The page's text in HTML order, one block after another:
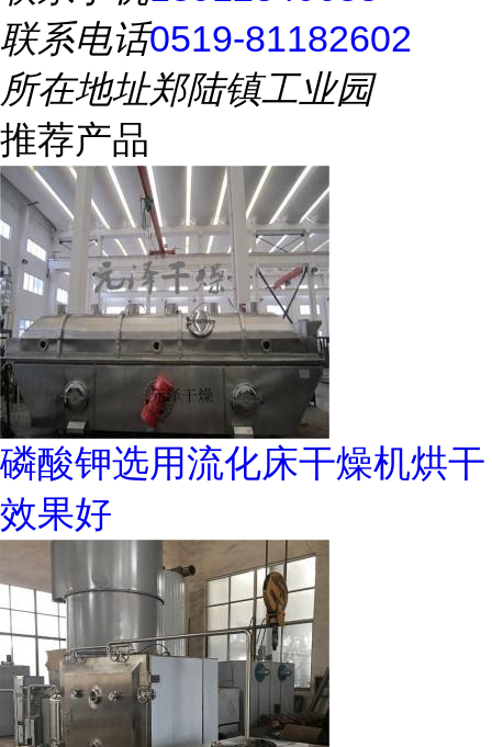
联系电话0519-81182602
所在地址郑陆镇工业园
推荐产品
磷酸钾选用流化床干燥机烘干
效果好